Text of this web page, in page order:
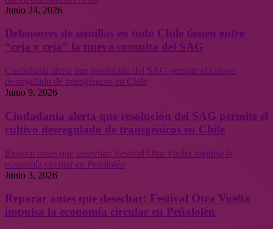
Junio 24, 2026
Defensores de semillas en todo Chile tienen entre
“ceja y ceja” la nueva consulta del SAG
Ciudadanía alerta que resolución del SAG permite el cultivo
desregulado de transgénicos en Chile
Junio 9, 2026
Ciudadanía alerta que resolución del SAG permite el
cultivo desregulado de transgénicos en Chile
Reparar antes que desechar: Festival Otra Vuelta impulsa la
economía circular en Peñalolén
Junio 3, 2026
Reparar antes que desechar: Festival Otra Vuelta
impulsa la economía circular en Peñalolén